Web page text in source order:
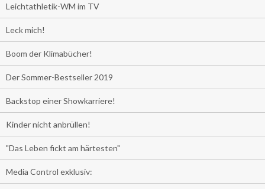
Leichtathletik-WM im TV
Leck mich!
Boom der Klimabücher!
Der Sommer-Bestseller 2019
Backstop einer Showkarriere!
Kinder nicht anbrüllen!
"Das Leben fickt am härtesten"
Media Control exklusiv: